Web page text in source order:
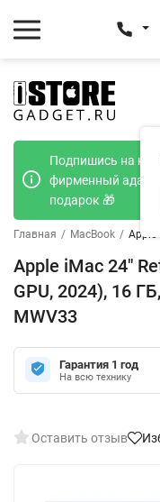
Подпишись на наш
фирменный
подарок 🎁
Главная / MacBook / Apple
Apple iMac 24"
GPU, 2024), 16
MWV33
Гарантия 1 год
На всю технику
Оставить отзыв